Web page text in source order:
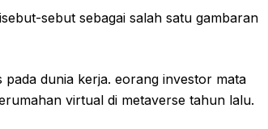
sebut sebagai salah satu gambaran
pada dunia kerja. eorang investor mata
virtual di metaverse tahun lalu.